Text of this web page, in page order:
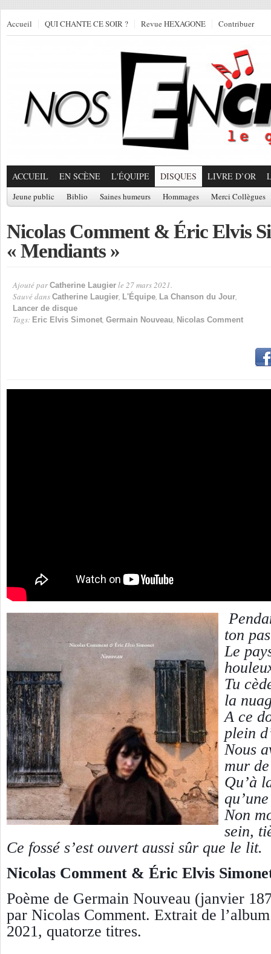
Accueil QUI CHANTE CE SOIR ? Revue HEXAGONE Contribuer
ACCUEIL EN SCÈNE L'ÉQUIPE DISQUES LIVRE D’OR
Jeune public Biblio Saines humeurs Hommages Merci Collègues
Nicolas Comment & Éric Elvis
« Mendiants »
Ajouté par Catherine Laugier le 27 mars 2021.
Sauvé dans Catherine Laugier, L'Équipe, La Chanson du Jour,
Lancer de disque
Tags: Eric Elvis Simonet, Germain Nouveau, Nicolas Comment
ton
Le
Tu
la
A ce
plein
Nous
mur
Qu’à
Non
sein,
Ce fossé s’est ouvert aussi sûr que le lit.
Nicolas Comment & Éric Elvis
Poème de Germain Nouveau (janvier
par Nicolas Comment. Extrait de
2021, quatorze titres.